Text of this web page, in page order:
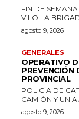
FIN DE
VILO LA
agosto 9, 2026
GENERALES
OPERATIVO
PREVENCIÓN
PROVINCIAL
POLICÍA DE
CAMIÓN Y UN
agosto 9, 2026